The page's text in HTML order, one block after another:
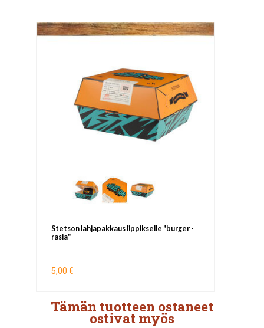
Stetson lahjapakkaus lippikselle "burger -
rasia"
5,00 €
Tämän tuotteen ostaneet
ostivat myös